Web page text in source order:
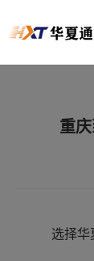
重
选择华